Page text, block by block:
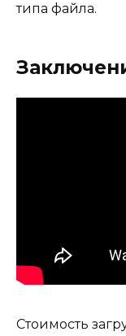
типа файла.
Стоимость